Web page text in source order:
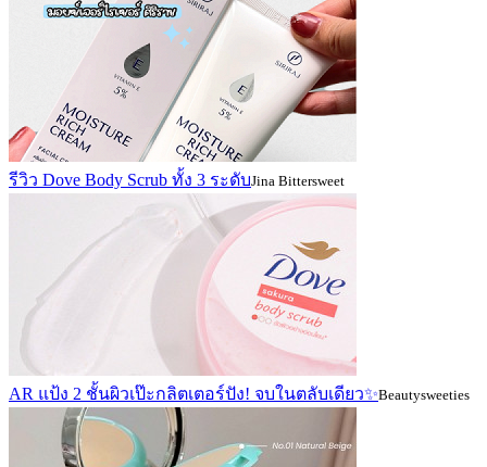
รีวิว Dove Body Scrub ทั้ง 3 ระดับJina Bittersweet
AR แป้ง 2 ชั้นผิวเป๊ะกลิตเตอร์ปัง! จบในตลับเดียว✨Beautysweeties